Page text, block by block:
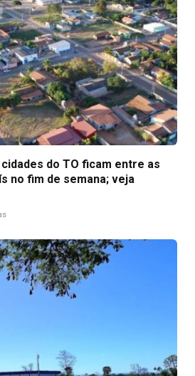
do TO ficam entre as
no fim de semana; veja